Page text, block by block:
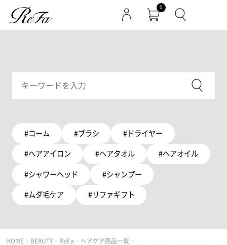
0
#コーム #ブラシ #ドライヤー
#ヘアアイロン #ヘアタオル #ヘアオイル
#シャワーヘッド #シャンプー
#ムダ毛ケア #リファギフト
HOME > BEAUTY > ReFa > ヘアケア商品一覧 >